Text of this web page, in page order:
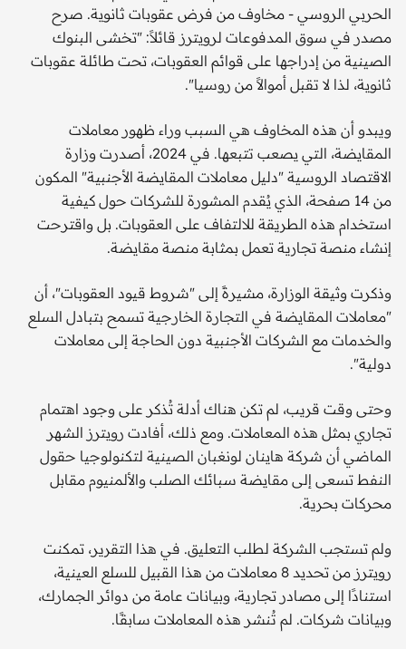
الحربي الروسي - مخاوف من فرض عقوبات ثانوية. صرح
مصدر في سوق المدفوعات لرويترز قائلاً: "تخشى البنوك
الصينية من إدراجها على قوائم العقوبات، تحت طائلة عقوبات
ثانوية، لذا لا تقبل أموالاً من روسيا".
ويبدو أن هذه المخاوف هي السبب وراء ظهور معاملات
المقايضة، التي يصعب تتبعها. في 2024، أصدرت وزارة
الاقتصاد الروسية "دليل معاملات المقايضة الأجنبية" المكون
من 14 صفحة، الذي يُقدم المشورة للشركات حول كيفية
استخدام هذه الطريقة للالتفاف على العقوبات. بل واقترحت
إنشاء منصة تجارية تعمل بمثابة منصة مقايضة.
وذكرت وثيقة الوزارة، مشيرةً إلى "شروط قيود العقوبات"، أن
"معاملات المقايضة في التجارة الخارجية تسمح بتبادل السلع
والخدمات مع الشركات الأجنبية دون الحاجة إلى معاملات
دولية".
وحتى وقت قريب، لم تكن هناك أدلة تُذكر على وجود اهتمام
تجاري بمثل هذه المعاملات. ومع ذلك، أفادت رويترز الشهر
الماضي أن شركة هاينان لونغبان الصينية لتكنولوجيا حقول
النفط تسعى إلى مقايضة سبائك الصلب والألمنيوم مقابل
محركات بحرية.
ولم تستجب الشركة لطلب التعليق. في هذا التقرير، تمكنت
رويترز من تحديد 8 معاملات من هذا القبيل للسلع العينية،
استنادًا إلى مصادر تجارية، وبيانات عامة من دوائر الجمارك،
وبيانات شركات. لم تُنشر هذه المعاملات سابقًا.